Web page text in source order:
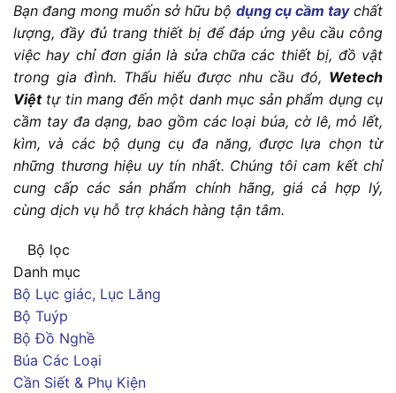
Bạn đang mong muốn sở hữu bộ dụng cụ cầm taychất
lượng, đầy đủ trang thiết bị để đáp ứng yêu cầu công
việc hay chỉ đơn giản là sửa chữa các thiết bị, đồ vật
trong gia đình. Thấu hiểu được nhu cầu đó, Wetech
Việttự tin mang đến một danh mục sản phẩm dụng cụ
cầm tay đa dạng, bao gồm các loại búa, cờ lê, mỏ lết,
kìm, và các bộ dụng cụ đa năng, được lựa chọn từ
những thương hiệu uy tín nhất. Chúng tôi cam kết chỉ
cung cấp các sản phẩm chính hãng, giá cả hợp lý,
cùng dịch vụ hỗ trợ khách hàng tận tâm.
Bộ lọc
Danh mục
Bộ Lục giác, Lục Lăng
Bộ Tuýp
Bộ Đồ Nghề
Búa Các Loại
Cần Siết & Phụ Kiện